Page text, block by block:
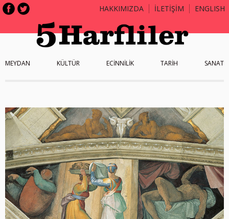
HAKKIMIZDA İLETİŞİM ENGLISH
MEYDAN KÜLTÜR ECİNNİLİK TARİH SANAT